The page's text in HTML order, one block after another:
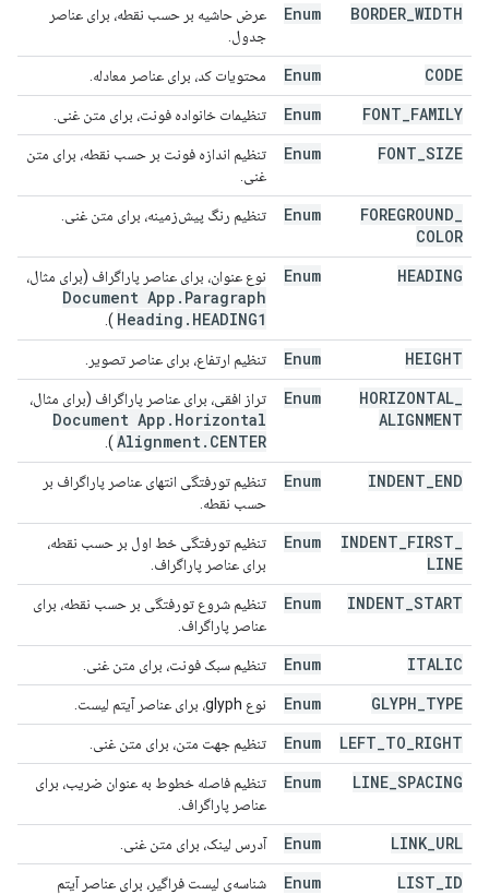
BORDER WIDTH
Enum
عرض حاشیه بر حسب نقطه، برای عناصر
جدول.
CODE
Enum محتویات کد، برای عناصر معادله.
FONT FAMILY
Enum تنظیمات خانواده فونت، برای متن غنی.
FONT SIZE
Enum
تنظیم اندازه فونت بر حسب نقطه، برای متن
غنی.
FOREGROUND
COLOR
Enum تنظیم رنگ پیش‌زمینه، برای متن غنی.
HEADING
Enum نوع عنوان، برای عناصر پاراگراف (برای مثال،
Document App . Paragraph
Heading . HEADING1
).
HEIGHT
Enum تنظیم ارتفاع، برای عناصر تصویر.
HORIZONTAL
ALIGNMENT
Enum تراز افقی، برای عناصر پاراگراف (برای مثال،
Document App . Horizontal
Alignment. CENTER
).
INDENT END
Enum
تنظیم تورفتگی انتهای عناصر پاراگراف بر
حسب نقطه.
INDENT FIRST
LINE
Enum
تنظیم تورفتگی خط اول بر حسب نقطه،
برای عناصر پاراگراف.
INDENT START
Enum
تنظیم شروع تورفتگی بر حسب نقطه، برای
عناصر پاراگراف.
ITALIC
Enum تنظیم سبک فونت، برای متن غنی.
GLYPH TYPE
Enum نوع glyph، برای عناصر آیتم لیست.
LEFT TO RIGHT
Enum تنظیم جهت متن، برای متن غنی.
LINE SPACING
Enum
تنظیم فاصله خطوط به عنوان ضریب، برای
عناصر پاراگراف.
LINK URL
Enum آدرس لینک، برای متن غنی.
LIST ID
Enum
شناسه‌ی لیست فراگیر، برای عناصر آیتم